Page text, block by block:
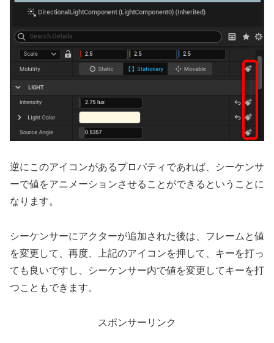
逆にこのアイコンがあるプロパティであれば、シーケンサ
ーで値をアニメーションさせることができるということに
なります。
シーケンサーにアクターが追加された後は、フレームと値
を変更して、再度、上記のアイコンを押して、キーを打っ
ても良いですし、シーケンサー内で値を変更してキーを打
つこともできます。
スポンサーリンク